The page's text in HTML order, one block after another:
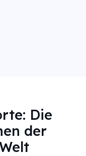
Die
der